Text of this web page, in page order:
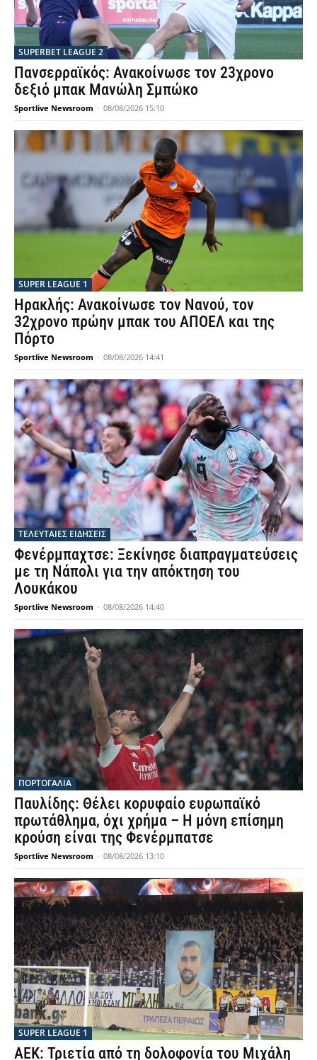
SUPERBET LEAGUE 2
Πανσερραϊκός: Ανακοίνωσε τον 23χρονο
δεξιό μπακ Μανώλη Σμπώκο
Sportlive Newsroom - 08/08/2026 15:10
SUPER LEAGUE 1
Ηρακλής: Ανακοίνωσε τον Νανού, τον
32χρονο πρώην μπακ του ΑΠΟΕΛ και της
Πόρτο
Sportlive Newsroom - 08/08/2026 14:41
ΤΕΛΕΥΤΑΙΕΣ ΕΙΔΗΣΕΙΣ
Φενέρμπαχτσε: Ξεκίνησε διαπραγματεύσεις
με τη Νάπολι για την απόκτηση του
Λουκάκου
Sportlive Newsroom - 08/08/2026 14:40
ΠΟΡΤΟΓΑΛΙΑ
Παυλίδης: Θέλει κορυφαίο ευρωπαϊκό
πρωτάθλημα, όχι χρήμα – Η μόνη επίσημη
κρούση είναι της Φενέρμπατσε
Sportlive Newsroom - 08/08/2026 13:10
SUPER LEAGUE 1
ΑΕΚ: Τριετία από τη δολοφονία του Μιχάλη